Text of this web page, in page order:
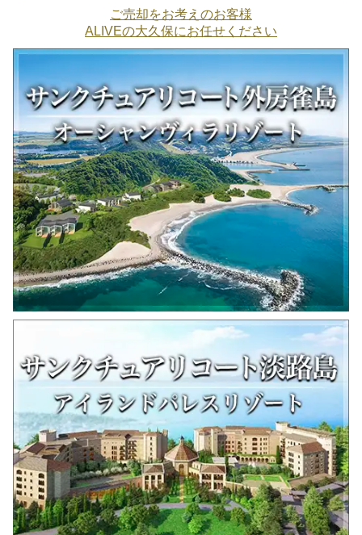
ご売却をお考えのお客様
ALIVEの大久保にお任せください